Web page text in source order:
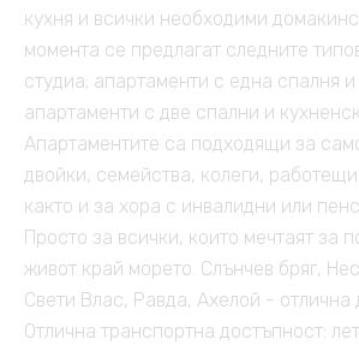
кухня и всички необходими
момента се предлагат следните
студиа; апартаменти с една спалня
апартаменти с две спални и
Апартаментите са подходящи за
двойки, семейства, колеги,
както и за хора с инвалидни или
Просто за всички, които мечтаят за
живот край морето. Слънчев бряг,
Свети Влас, Равда, Ахелой - отлична
Отлична транспортна достъпност: